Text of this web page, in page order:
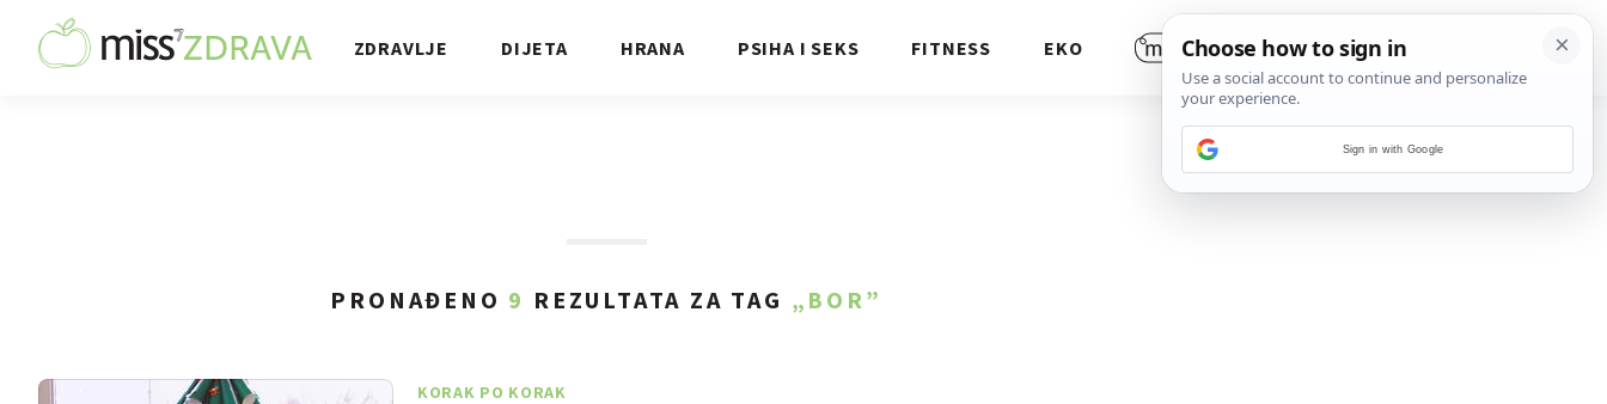
ZDRAVLJE DIJETA HRANA PSIHA I SEKS FITNESS EKO
PRONAĐENO 9 REZULTATA ZA TAG „BOR”
KORAK PO KORAK
Sign in with Google